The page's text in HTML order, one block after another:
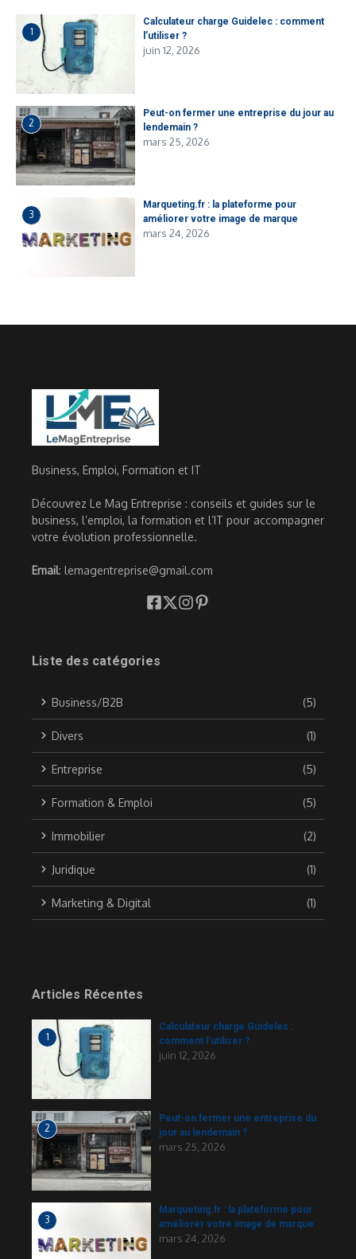
1
Calculateur charge Guidelec​ : comment
l’utiliser ?
juin 12, 2026
2
Peut-on fermer une entreprise du jour au
lendemain ?
mars 25, 2026
3
Marqueting.fr : la plateforme pour
améliorer votre image de marque
mars 24, 2026
Business, Emploi, Formation et IT
Découvrez Le Mag Entreprise : conseils et guides sur le
business, l’emploi, la formation et l’IT pour accompagner
votre évolution professionnelle.
Email: lemagentreprise@gmail.com
Liste des catégories
Business/B2B (5)
Divers (1)
Entreprise (5)
Formation & Emploi (5)
Immobilier (2)
Juridique (1)
Marketing & Digital (1)
Articles Récentes
1
Calculateur charge Guidelec​ :
comment l’utiliser ?
juin 12, 2026
2
Peut-on fermer une entreprise du
jour au lendemain ?
mars 25, 2026
3
Marqueting.fr : la plateforme pour
améliorer votre image de marque
mars 24, 2026